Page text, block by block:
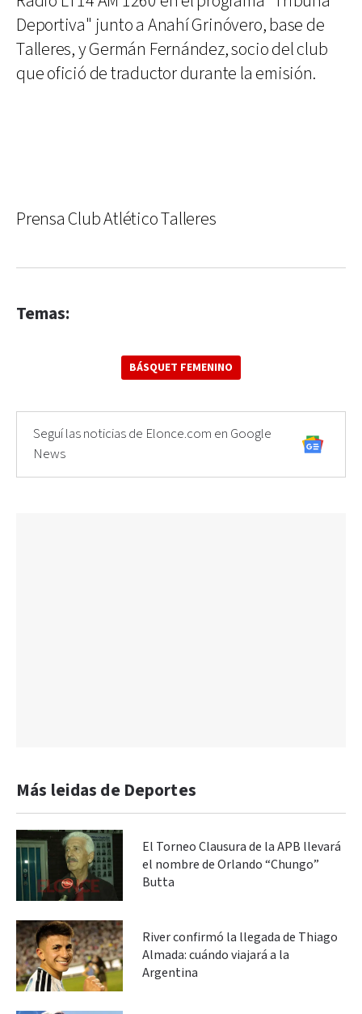
Deportiva" junto a Anahí Grinóvero, base de
Talleres, y Germán Fernández, socio del club
que ofició de traductor durante la emisión.
Prensa Club Atlético Talleres
Temas:
BÁSQUET FEMENINO
Seguí las noticias de Elonce.com en Google
News
Más leidas de Deportes
El Torneo Clausura de la APB llevará
el nombre de Orlando “Chungo”
Butta
River confirmó la llegada de Thiago
Almada: cuándo viajará a la
Argentina